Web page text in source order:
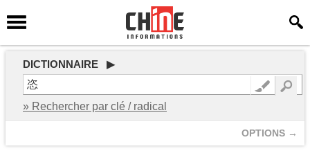
DICTIONNAIRE ▶
» Rechercher par clé / radical
OPTIONS →